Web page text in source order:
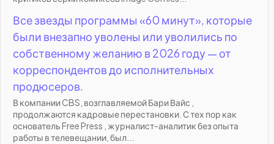
Все звезды программы «60 минут», которые
были внезапно уволены или уволились по
собственному желанию в 2026 году — от
корреспондентов до исполнительных
продюсеров.
В компании CBS, возглавляемой Бари Вайс ,
продолжаются кадровые перестановки. С тех пор как
основатель Free Press , журналист-аналитик без опыта
работы в телевещании, был...